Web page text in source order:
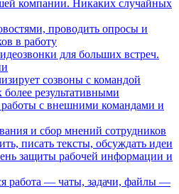
компании. Никаких случайных
проводить опросы и
в работу
для больших встреч.
созвоны с командой
более результативными
работы с внешними командами и
и сбор мнений сотрудников
писать тексты, обсуждать идеи
защиты рабочей информации и
работа — чаты, задачи, файлы —